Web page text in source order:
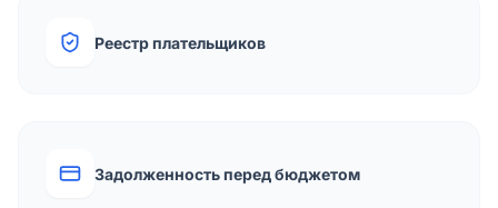
Реестр плательщиков
Задолженность перед бюджетом